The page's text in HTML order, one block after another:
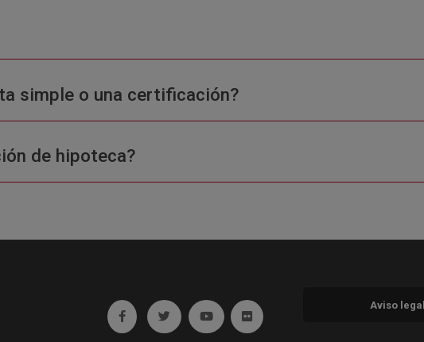
simple o una certificación?
de hipoteca?
Ir a facebook (abre en ventana nueva)
Ir a twitter (abre en ventana nueva)
Ir a YouTube (abre en ventana nueva)
Ir a Flickr (abre en ventana nueva)
Aviso legal